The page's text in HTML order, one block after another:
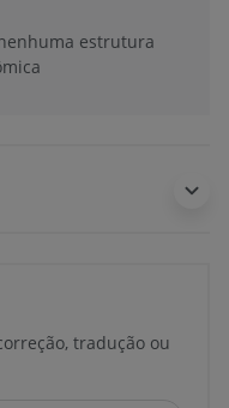
estrutura
tradução ou